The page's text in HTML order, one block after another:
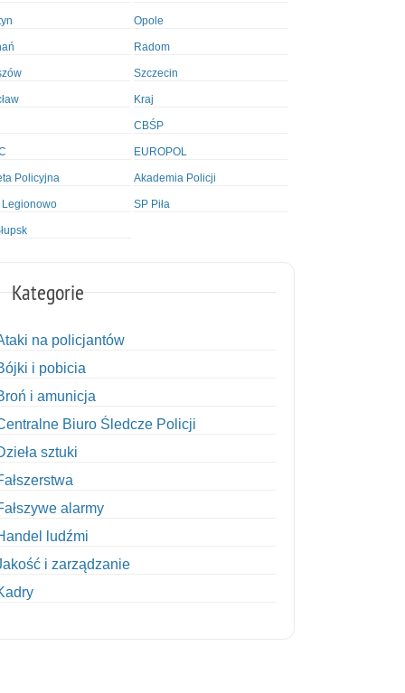
Opole
Radom
Szczecin
Kraj
CBŚP
EUROPOL
Policyjna Akademia Policji
Legionowo SP Piła
Kategorie
na policjantów
i pobicia
i amunicja
Biuro Śledcze Policji
sztuki
alarmy
ludźmi
i zarządzanie